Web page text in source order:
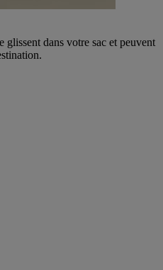
glissent dans votre sac et peuvent